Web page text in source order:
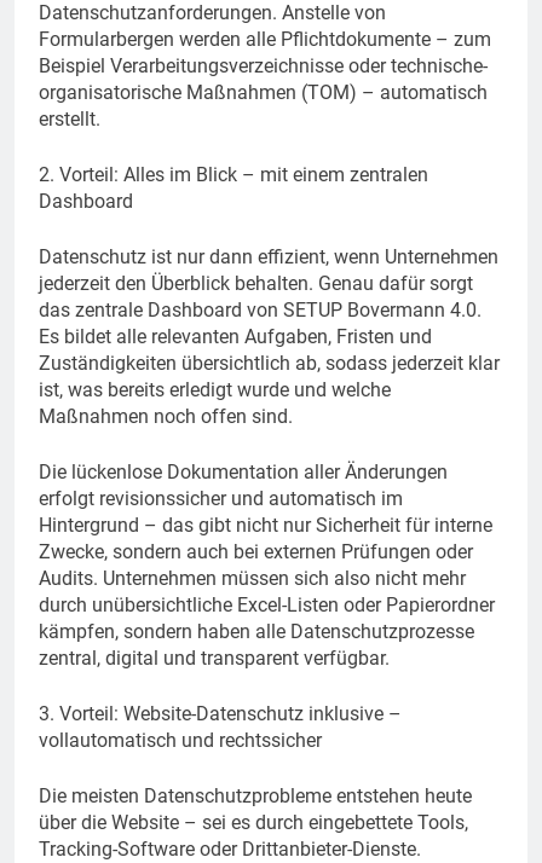
Datenschutzanforderungen. Anstelle von
Formularbergen werden alle Pflichtdokumente – zum
Beispiel Verarbeitungsverzeichnisse oder technische-
organisatorische Maßnahmen (TOM) – automatisch
erstellt.
2. Vorteil: Alles im Blick – mit einem zentralen
Dashboard
Datenschutz ist nur dann effizient, wenn Unternehmen
jederzeit den Überblick behalten. Genau dafür sorgt
das zentrale Dashboard von SETUP Bovermann 4.0.
Es bildet alle relevanten Aufgaben, Fristen und
Zuständigkeiten übersichtlich ab, sodass jederzeit klar
ist, was bereits erledigt wurde und welche
Maßnahmen noch offen sind.
Die lückenlose Dokumentation aller Änderungen
erfolgt revisionssicher und automatisch im
Hintergrund – das gibt nicht nur Sicherheit für interne
Zwecke, sondern auch bei externen Prüfungen oder
Audits. Unternehmen müssen sich also nicht mehr
durch unübersichtliche Excel-Listen oder Papierordner
kämpfen, sondern haben alle Datenschutzprozesse
zentral, digital und transparent verfügbar.
3. Vorteil: Website-Datenschutz inklusive –
vollautomatisch und rechtssicher
Die meisten Datenschutzprobleme entstehen heute
über die Website – sei es durch eingebettete Tools,
Tracking-Software oder Drittanbieter-Dienste.